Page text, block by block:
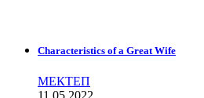
Characteristics of a Great Wife
МЕКТЕП